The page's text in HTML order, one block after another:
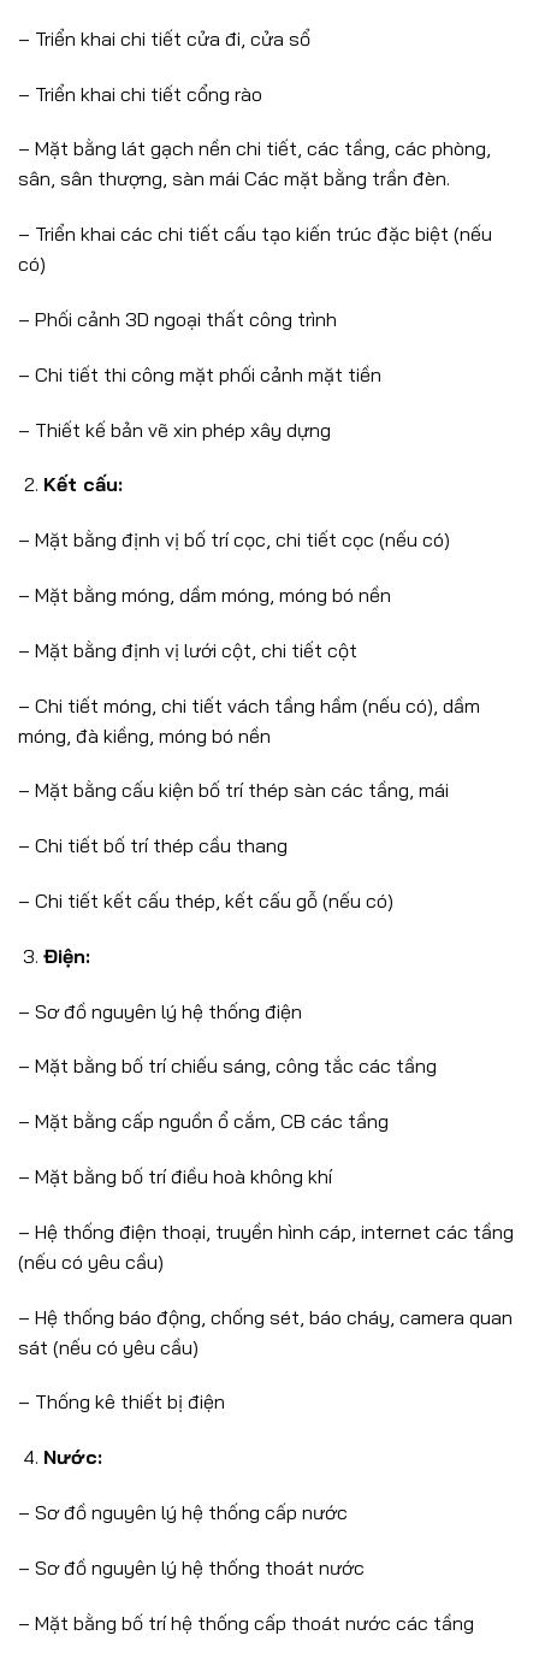
– Triển khai chi tiết cửa đi, cửa sổ
– Triển khai chi tiết cổng rào
– Mặt bằng lát gạch nền chi tiết, các tầng, các phòng,
sân, sân thượng, sàn mái Các mặt bằng trần đèn.
– Triển khai các chi tiết cấu tạo kiến trúc đặc biệt (nếu
có)
– Phối cảnh 3D ngoại thất công trình
– Chi tiết thi công mặt phối cảnh mặt tiền
– Thiết kế bản vẽ xin phép xây dựng
Kết cấu:
– Mặt bằng định vị bố trí cọc, chi tiết cọc (nếu có)
– Mặt bằng móng, dầm móng, móng bó nền
– Mặt bằng định vị lưới cột, chi tiết cột
– Chi tiết móng, chi tiết vách tầng hầm (nếu có), dầm
móng, đà kiềng, móng bó nền
– Mặt bằng cấu kiện bố trí thép sàn các tầng, mái
– Chi tiết bố trí thép cầu thang
– Chi tiết kết cấu thép, kết cấu gỗ (nếu có)
Điện:
– Sơ đồ nguyên lý hệ thống điện
– Mặt bằng bố trí chiếu sáng, công tắc các tầng
– Mặt bằng cấp nguồn ổ cắm, CB các tầng
– Mặt bằng bố trí điều hoà không khí
– Hệ thống điện thoại, truyền hình cáp, internet các tầng
(nếu có yêu cầu)
– Hệ thống báo động, chống sét, báo cháy, camera quan
sát (nếu có yêu cầu)
– Thống kê thiết bị điện
Nước:
– Sơ đồ nguyên lý hệ thống cấp nước
– Sơ đồ nguyên lý hệ thống thoát nước
– Mặt bằng bố trí hệ thống cấp thoát nước các tầng